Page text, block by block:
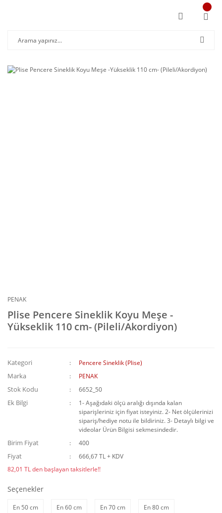
PENAK
Plise Pencere Sineklik Koyu Meşe -
Yükseklik 110 cm- (Pileli/Akordiyon)
Kategori Pencere Sineklik (Plise)
Marka PENAK
Stok Kodu 6652_50
Ek Bilgi
1- Aşağıdaki ölçü aralığı dışında kalan
siparişleriniz için fiyat isteyiniz. 2- Net ölçülerinizi
sipariş/hediye notu ile bildiriniz. 3- Detaylı bilgi ve
videolar Ürün Bilgisi sekmesindedir.
Birim Fiyat 400
Fiyat
666,67 TL + KDV
82,01 TL den başlayan taksitlerle!!
Seçenekler
En 50 cm En 60 cm En 70 cm En 80 cm